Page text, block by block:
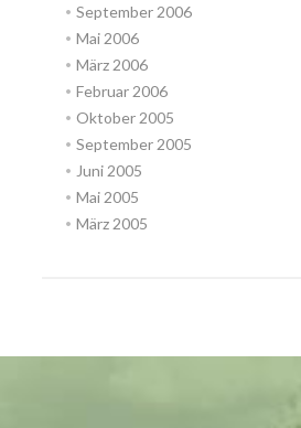
September 2006
Mai 2006
März 2006
Februar 2006
Oktober 2005
September 2005
Juni 2005
Mai 2005
März 2005